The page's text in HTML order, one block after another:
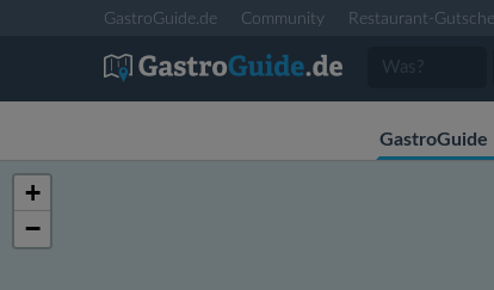
GastroGuide.de Community Restaurant-
GastroGuide
+
−